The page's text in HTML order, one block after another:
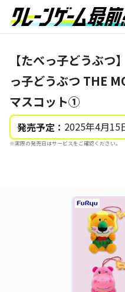
【たべっ子どうぶ
っ子どうぶつ THE
マスコット①
発売予定： 2025年4月15
※実際の発売日はサービスをご確認ください。